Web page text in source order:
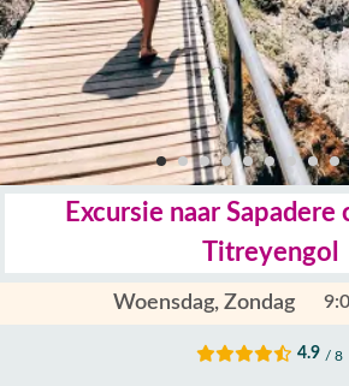
Excursie naar Sapadere
Titreyengol
Woensdag, Zondag
4.9 / 8